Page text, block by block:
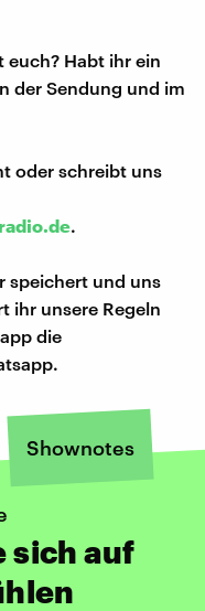
euch? Habt ihr ein
der Sendung und im
oder schreibt uns
.
speichert und uns
ihr unsere Regeln
die
Shownotes
sich auf